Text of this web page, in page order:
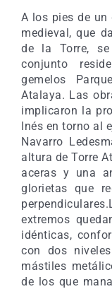
A los pies de un
medieval, que
de la Torre,
conjunto
gemelos
Atalaya. Las
implicaron la
Inés en torno al
Navarro
altura de Torre
aceras y una
glorietas que
extremos
idénticas,
con dos
mástiles
de los que